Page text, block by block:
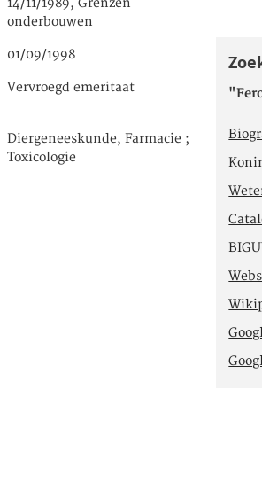
14/11/1989, Grenzen
onderbouwen
01/09/1998
Vervroegd emeritaat
Diergeneeskunde, Farmacie ;
Toxicologie